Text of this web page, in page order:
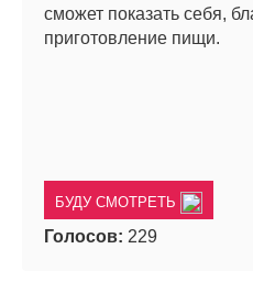
сможет показать себя,
приготовление пищи.
БУДУ СМОТРЕТЬ
Голосов: 229